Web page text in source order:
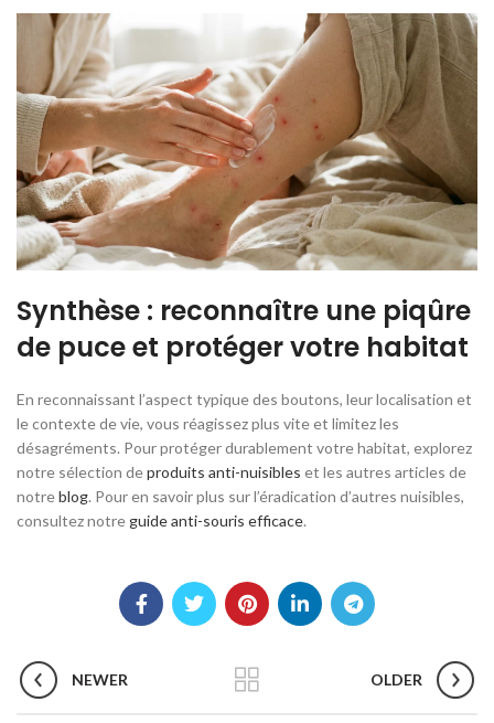
Synthèse : reconnaître une piqûre
de puce et protéger votre habitat
En reconnaissant l’aspect typique des boutons, leur localisation et
le contexte de vie, vous réagissez plus vite et limitez les
désagréments. Pour protéger durablement votre habitat, explorez
notre sélection deproduits anti-nuisibles et les autres articles de
notreblog. Pour en savoir plus sur l’éradication d’autres nuisibles,
consultez notre guide anti-souris efficace.
NEWER OLDER